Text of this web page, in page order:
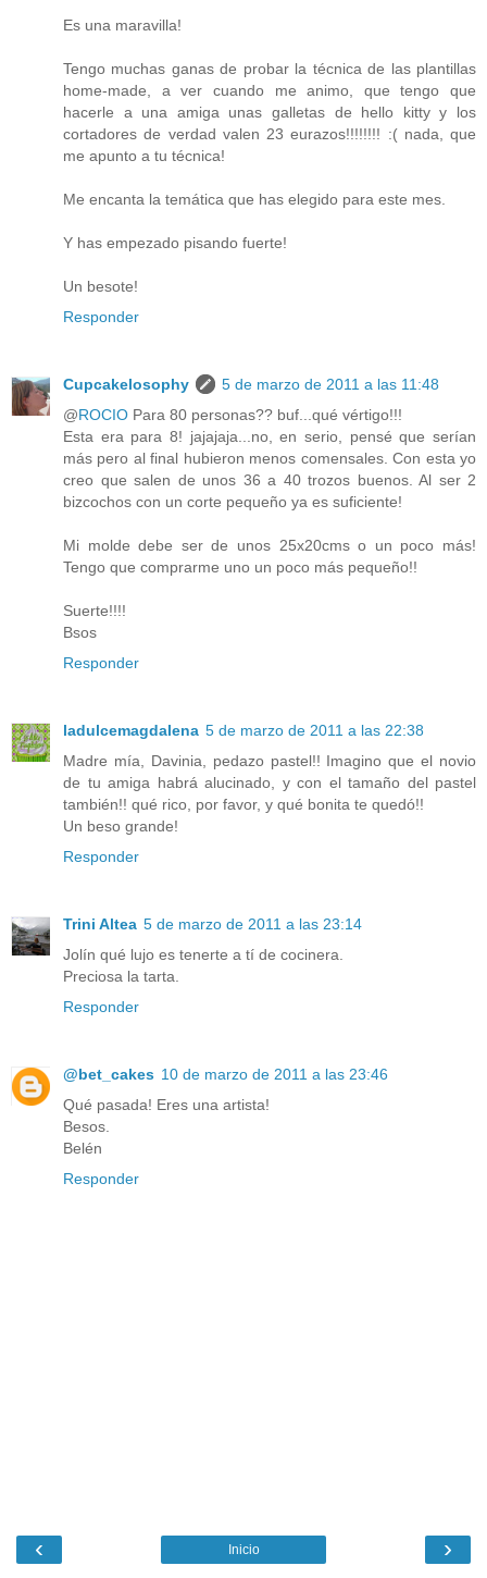
Es una maravilla!
Tengo muchas ganas de probar la técnica de las plantillas
home-made, a ver cuando me animo, que tengo que
hacerle a una amiga unas galletas de hello kitty y los
cortadores de verdad valen 23 eurazos!!!!!!!! :( nada, que
me apunto a tu técnica!
Me encanta la temática que has elegido para este mes.
Y has empezado pisando fuerte!
Un besote!
Responder
Cupcakelosophy
5 de marzo de 2011 a las 11:48
@ROCIO Para 80 personas?? buf...qué vértigo!!!
Esta era para 8! jajajaja...no, en serio, pensé que serían
más pero al final hubieron menos comensales. Con esta yo
creo que salen de unos 36 a 40 trozos buenos. Al ser 2
bizcochos con un corte pequeño ya es suficiente!
Mi molde debe ser de unos 25x20cms o un poco más!
Tengo que comprarme uno un poco más pequeño!!
Suerte!!!!
Bsos
Responder
ladulcemagdalena 5 de marzo de 2011 a las 22:38
Madre mía, Davinia, pedazo pastel!! Imagino que el novio
de tu amiga habrá alucinado, y con el tamaño del pastel
también!! qué rico, por favor, y qué bonita te quedó!!
Un beso grande!
Responder
Trini Altea 5 de marzo de 2011 a las 23:14
Jolín qué lujo es tenerte a tí de cocinera.
Preciosa la tarta.
Responder
@bet_cakes 10 de marzo de 2011 a las 23:46
Qué pasada! Eres una artista!
Besos.
Belén
Responder
‹ ›
Inicio